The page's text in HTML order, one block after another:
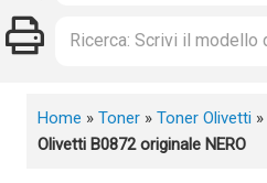
Home » Toner » Toner Olivetti »
Olivetti B0872 originale NERO